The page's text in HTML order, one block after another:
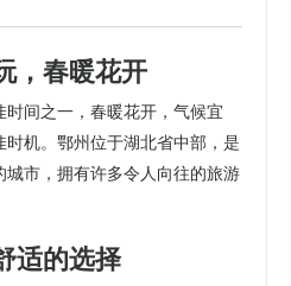
，春暖花开
间之一，春暖花开，气候宜
机。鄂州位于湖北省中部，是
市，拥有许多令人向往的旅游
适的选择